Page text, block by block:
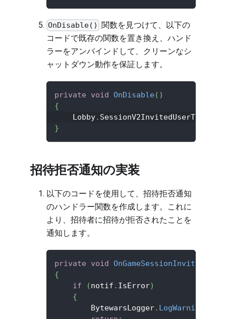
OnDisable() 関数を見つけて、以下の
コードで既存の関数を置き換え、ハンド
ラーをアンバインドして、クリーンなシ
ャットダウン動作を保証します。
private void OnDisable( )
{
    Lobby
.
}
招待拒否通知の実装
以下のコードを使用して、招待拒否通知
のハンドラー関数を作成します。これに
より、招待者に招待が拒否されたことを
通知します。
private void
{
if
(notif . IsError)
{
        BytewarsLogger
. LogWarning